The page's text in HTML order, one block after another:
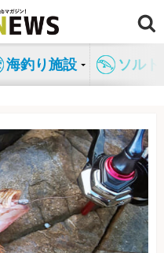
海釣り施設 ソル